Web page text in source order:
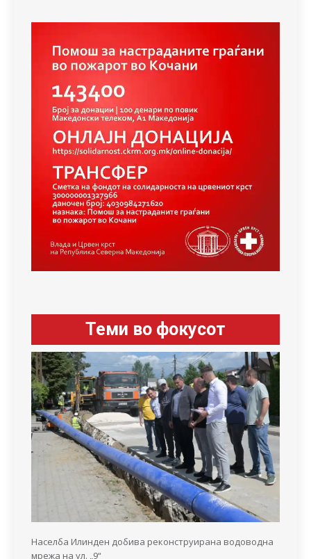
Теми во фокусот
Населба Илинден добива реконструирана водоводна
мрежа на ул. „9“